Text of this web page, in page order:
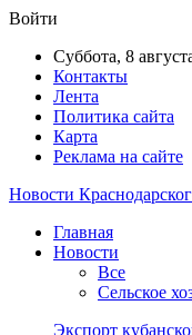
Войти
Суббота, 8
Контакты
Лента
Политика сайта
Карта
Реклама на сайте
Новости
Главная
Новости
Все
Сельское
Экспорт